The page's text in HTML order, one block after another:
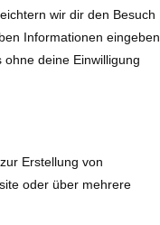
wir dir den Besuch
Informationen eingeben,
deine Einwilligung
Erstellung von
oder über mehrere